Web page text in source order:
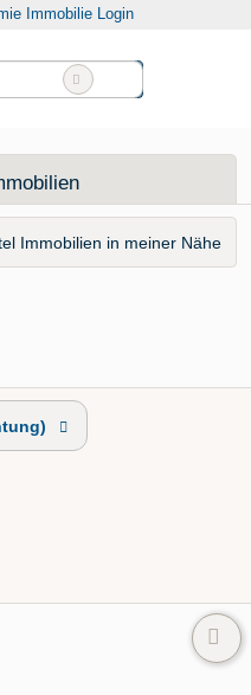
Immobilie Login
Immobilien in meiner Nähe